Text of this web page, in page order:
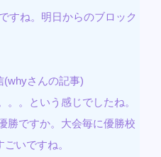
すね。明日からのブロック
(whyさんの記事)
。。という感じでしたね。
勝ですか。大会毎に優勝校
いですね。